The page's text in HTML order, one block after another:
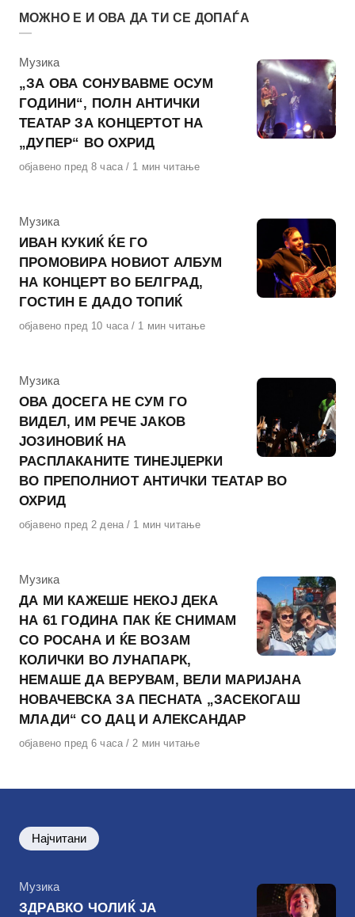
МОЖНО Е И ОВА ДА ТИ СЕ ДОПАЃА
КАтегорија
Музика
„ЗА ОВА СОНУВАВМЕ ОСУМ
ГОДИНИ“, ПОЛН АНТИЧКИ
ТЕАТАР ЗА КОНЦЕРТОТ НА
„ДУПЕР“ ВО ОХРИД
Објавено
објавено пред 8 часа 1 мин читање
КАтегорија
Музика
ИВАН КУКИЌ ЌЕ ГО
ПРОМОВИРА НОВИОТ АЛБУМ
НА КОНЦЕРТ ВО БЕЛГРАД,
ГОСТИН Е ДАДО ТОПИЌ
Објавено
објавено пред 10 часа 1 мин читање
КАтегорија
Музика
ОВА ДОСЕГА НЕ СУМ ГО
ВИДЕЛ, ИМ РЕЧЕ ЈАКОВ
ЈОЗИНОВИЌ НА
РАСПЛАКАНИТЕ ТИНЕЈЏЕРКИ
ВО ПРЕПОЛНИОТ АНТИЧКИ ТЕАТАР ВО
ОХРИД
Објавено
објавено пред 2 дена 1 мин читање
КАтегорија
Музика
ДА МИ КАЖЕШЕ НЕКОЈ ДЕКА
НА 61 ГОДИНА ПАК ЌЕ СНИМАМ
СО РОСАНА И ЌЕ ВОЗАМ
КОЛИЧКИ ВО ЛУНАПАРК,
НЕМАШЕ ДА ВЕРУВАМ, ВЕЛИ МАРИЈАНА
НОВАЧЕВСКА ЗА ПЕСНАТА „ЗАСЕКОГАШ
МЛАДИ“ СО ДАЦ И АЛЕКСАНДАР
Објавено
објавено пред 6 часа 2 мин читање
Најчитани
КАтегорија
Музика
ЗДРАВКО ЧОЛИЌ ЈА